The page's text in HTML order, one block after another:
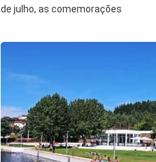
de julho, as comemorações